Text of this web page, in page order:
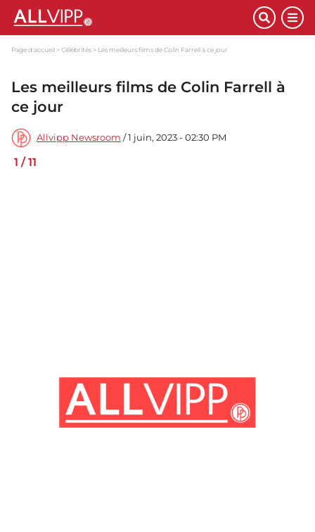
Page d'accueil Célébrités Les meilleurs films de Colin Farrell à ce jour
Les meilleurs films de Colin Farrell à
ce jour
Allvipp Newsroom / 1 juin, 2023 - 02:30 PM
1 /11